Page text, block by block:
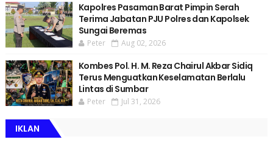
Kapolres Pasaman Barat Pimpin Serah
Terima Jabatan PJU Polres dan Kapolsek
Sungai Beremas
Peter Aug 02, 2026
Kombes Pol. H. M. Reza Chairul Akbar Sidiq
Terus Menguatkan Keselamatan Berlalu
Lintas di Sumbar
Peter Jul 31, 2026
IKLAN